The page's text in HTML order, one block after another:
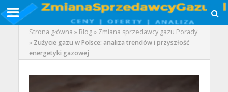
Strona główna » Blog» Zmiana sprzedawcy gazu Porady
» Zużycie gazu w Polsce: analiza trendów i przyszłość
energetyki gazowej